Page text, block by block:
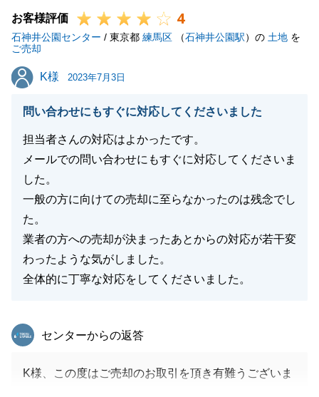
ともにしっかりとお手伝いさせていただきます。
他にも何かご質問等ございましたらお気軽にご連絡下
さい。
この度は本当にありがとうございました。
閉じる
お客様評価 4
石神井公園センター / 東京都 練馬区 （石神井公園駅）の 土地 を
ご売却
K様
K様 2023年7月3日
問い合わせにもすぐに対応してくださいました
担当者さんの対応はよかったです。
メールでの問い合わせにもすぐに対応してくださいま
した。
一般の方に向けての売却に至らなかったのは残念でし
た。
業者の方への売却が決まったあとからの対応が若干変
わったような気がしました。
全体的に丁寧な対応をしてくださいました。
東急リバブル
センターからの返答
K様、この度はご売却のお取引を頂き有難うございま